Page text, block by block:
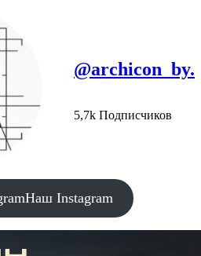
@archicon_by.
5,7k Подписчиков
Наш Instagram